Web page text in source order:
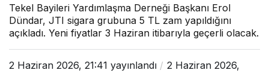
n’dan
itibare
n
geçerli
Tekel Bayileri Yardımlaşma Derneği Başkanı Erol
Dündar, JTI sigara grubuna 5 TL zam yapıldığını
açıkladı. Yeni fiyatlar 3 Haziran itibarıyla geçerli olacak.
2 Haziran 2026, 21:41 yayınlandı
2 Haziran 2026,